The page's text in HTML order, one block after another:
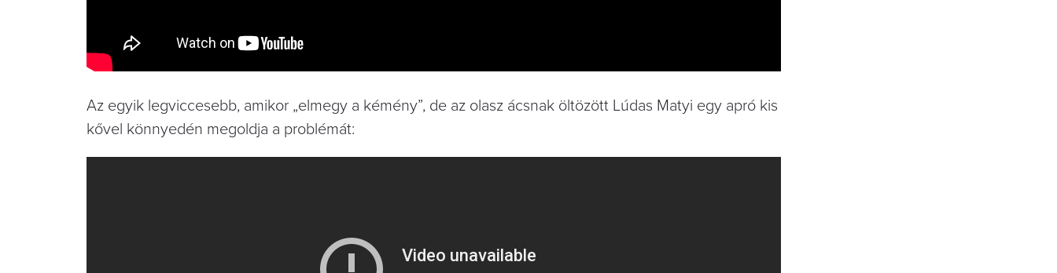
Az egyik legviccesebb, amikor „elmegy a kémény”, de az olasz ácsnak öltözött Lúdas Matyi egy apró kis
kővel könnyedén megoldja a problémát: